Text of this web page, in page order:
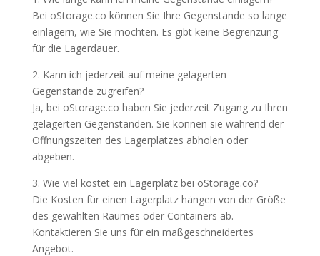
Bei oStorage.co können Sie Ihre Gegenstände so lange
einlagern, wie Sie möchten. Es gibt keine Begrenzung
für die Lagerdauer.
2. Kann ich jederzeit auf meine gelagerten
Gegenstände zugreifen?
Ja, bei oStorage.co haben Sie jederzeit Zugang zu Ihren
gelagerten Gegenständen. Sie können sie während der
Öffnungszeiten des Lagerplatzes abholen oder
abgeben.
3. Wie viel kostet ein Lagerplatz bei oStorage.co?
Die Kosten für einen Lagerplatz hängen von der Größe
des gewählten Raumes oder Containers ab.
Kontaktieren Sie uns für ein maßgeschneidertes
Angebot.